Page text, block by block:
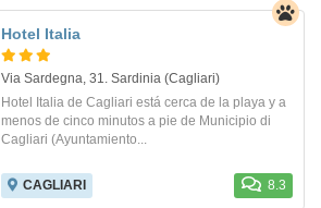
Hotel Italia
Via Sardegna, 31. Sardinia (Cagliari)
Hotel Italia de Cagliari está cerca de la playa y a
menos de cinco minutos a pie de Municipio di
Cagliari (Ayuntamiento...
CAGLIARI 8.3